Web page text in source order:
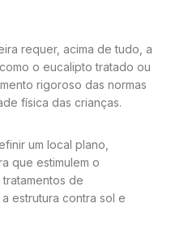
requer, acima de tudo, a
o eucalipto tratado ou
rigoroso das normas
física das crianças.
um local plano,
que estimulem o
de
estrutura contra sol e